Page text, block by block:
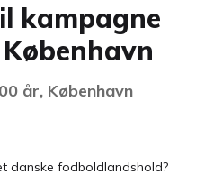
kampagne
år, København
danske fodboldlandshold?